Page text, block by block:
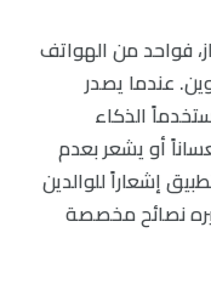
فواحد من الهواتف
عندما يصدر
الذكاء
أو يشعر بعدم
إشعاراً للوالدين
نصائح مخصصة